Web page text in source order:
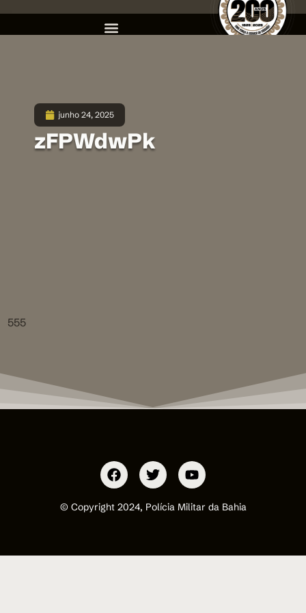
junho 24, 2025
zFPWdwPk
555
© Copyright 2024, Polícia Militar da Bahia